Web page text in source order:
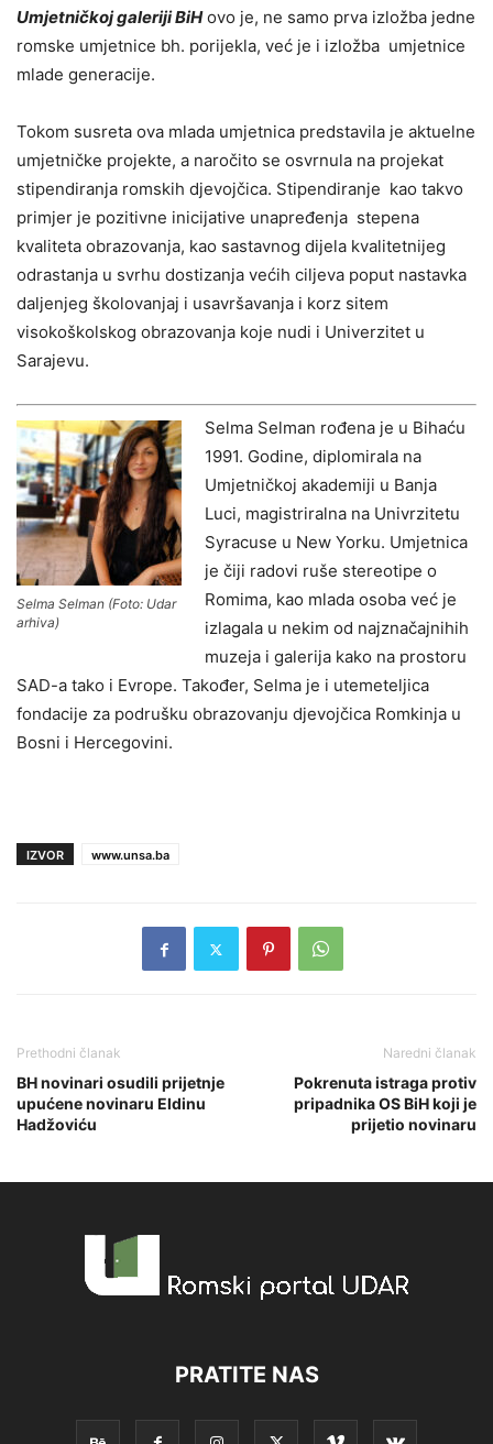
Umjetničkoj galeriji BiHovo je, ne samo prva izložba jedne
romske umjetnice bh. porijekla, već je i izložba umjetnice
mlade generacije.
Tokom susreta ova mlada umjetnica predstavila je aktuelne
umjetničke projekte, a naročito se osvrnula na projekat
stipendiranja romskih djevojčica. Stipendiranje kao takvo
primjer je pozitivne inicijative unapređenja stepena
kvaliteta obrazovanja, kao sastavnog dijela kvalitetnijeg
odrastanja u svrhu dostizanja većih ciljeva poput nastavka
daljenjeg školovanjaj i usavršavanja i korz sitem
visokoškolskog obrazovanja koje nudi i Univerzitet u
Sarajevu.
Selma Selman (Foto: Udar
arhiva)
Selma Selman rođena je u Bihaću
1991. Godine, diplomirala na
Umjetničkoj akademiji u Banja
Luci, magistriralna na Univrzitetu
Syracuse u New Yorku. Umjetnica
je čiji radovi ruše stereotipe o
Romima, kao mlada osoba već je
izlagala u nekim od najznačajnihih
muzeja i galerija kako na prostoru
SAD-a tako i Evrope. Također, Selma je i utemeteljica
fondacije za podrušku obrazovanju djevojčica Romkinja u
Bosni i Hercegovini.
IZVOR www.unsa.ba
Prethodni članak
BH novinari osudili prijetnje
upućene novinaru Eldinu
Hadžoviću
Naredni članak
Pokrenuta istraga protiv
pripadnika OS BiH koji je
prijetio novinaru
PRATITE NAS